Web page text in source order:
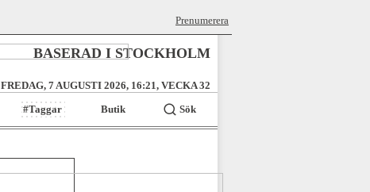
Prenumerera
BASERAD I STOCKHOLM
FREDAG, 7 AUGUSTI 2026, 16:21, VECKA 32
#Taggar Butik Sök